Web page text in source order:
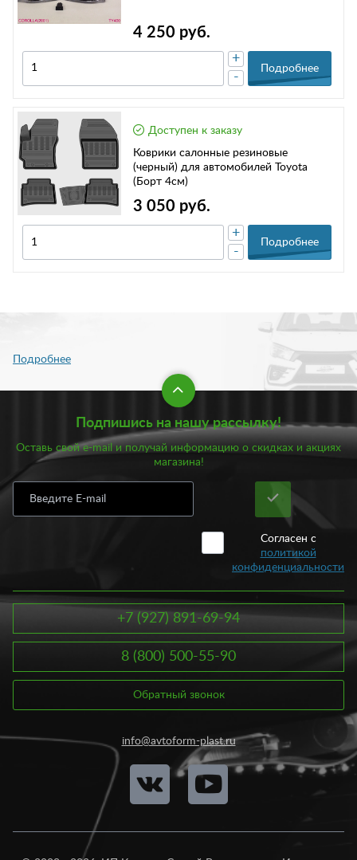
4 250 руб.
-
+
Подробнее
Доступен к заказу
Коврики салонные резиновые
(черный) для автомобилей Toyota
(Борт 4см)
3 050 руб.
-
+
Подробнее
Подпишись на нашу рассылку!
Оставь свой e-mail и получай информацию о скидках и акциях
магазина!
Согласен с
политикой
конфиденциальности
+7 (927) 891-69-94
8 (800) 500-55-90
Обратный звонок
info@avtoform-plast.ru